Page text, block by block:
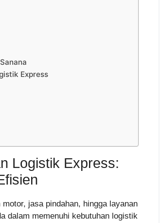
Express
Logistik Express:
jasa pindahan, hingga layanan
dalam memenuhi kebutuhan logistik